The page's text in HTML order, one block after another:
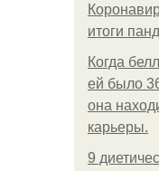
итоги
Когда
ей было
она
карьеры.
9